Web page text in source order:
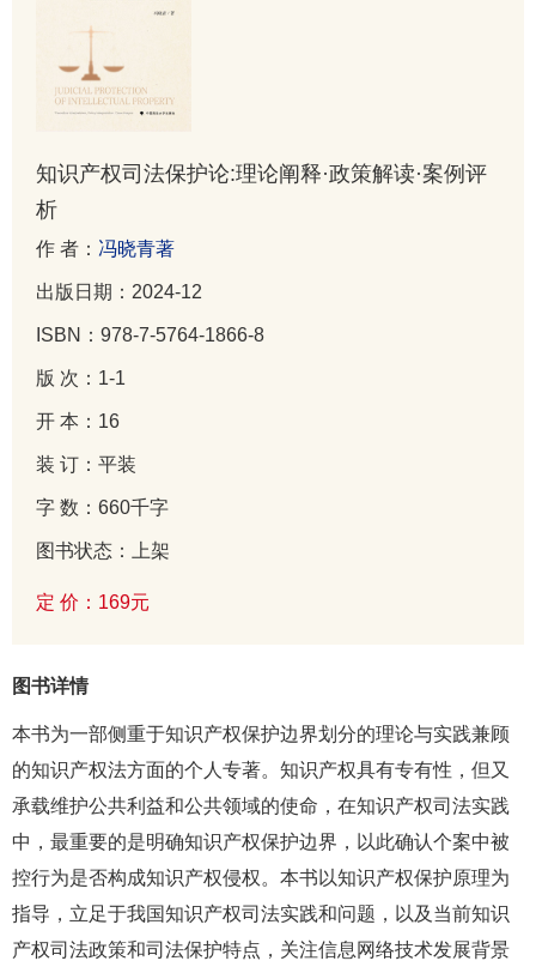
知识产权司法保护论:理论阐释·政策解读·案例评
析
作 者： 冯晓青著
出版日期：2024-12
ISBN：978-7-5764-1866-8
版 次：1-1
开 本：16
装 订：平装
字 数：660千字
图书状态：上架
定 价：169元
图书详情
本书为一部侧重于知识产权保护边界划分的理论与实践兼顾
的知识产权法方面的个人专著。知识产权具有专有性，但又
承载维护公共利益和公共领域的使命，在知识产权司法实践
中，最重要的是明确知识产权保护边界，以此确认个案中被
控行为是否构成知识产权侵权。本书以知识产权保护原理为
指导，立足于我国知识产权司法实践和问题，以及当前知识
产权司法政策和司法保护特点，关注信息网络技术发展背景